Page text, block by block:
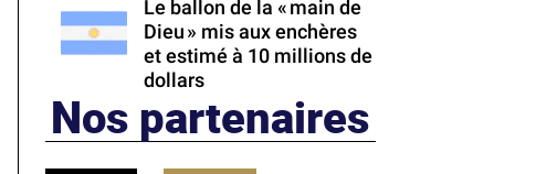
Le ballon de la « main de
Dieu » mis aux enchères
et estimé à 10 millions de
dollars
Nos partenaires